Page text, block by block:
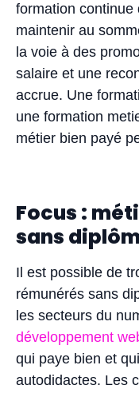
formation continue
maintenir au
la voie à des
salaire et une
accrue. Une
une formation
métier bien payé
Focus :
sans
Il est possible de
rémunérés sans
les secteurs du
développement
qui paye bien et
autodidactes. Les